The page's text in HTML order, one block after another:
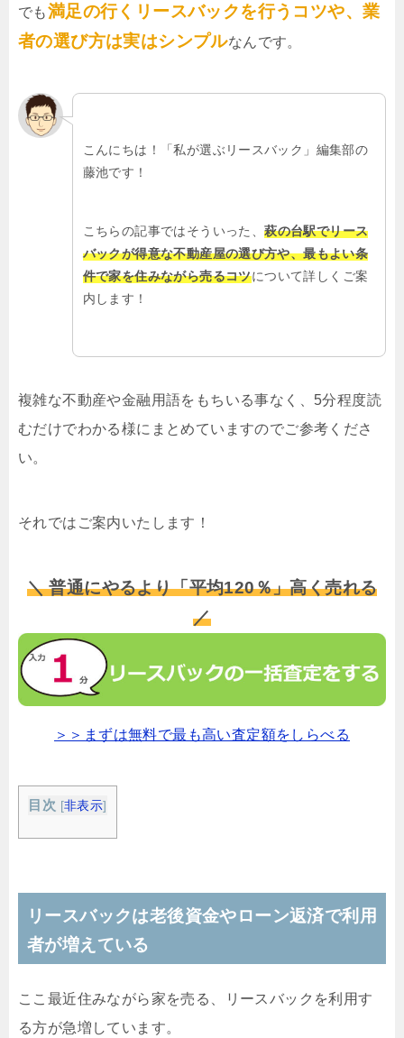
でも満足の行くリースバックを行うコツや、業
者の選び方は実はシンプルなんです。
こんにちは！「私が選ぶリースバック」編集部の
藤池です！
こちらの記事ではそういった、萩の台駅でリース
バックが得意な不動産屋の選び方や、最もよい条
件で家を住みながら売るコツについて詳しくご案
内します！
複雑な不動産や金融用語をもちいる事なく、5分程度読
むだけでわかる様にまとめていますのでご参考くださ
い。
それではご案内いたします！
＼ 普通にやるより「平均120％」高く売れる
／
＞＞まずは無料で最も高い査定額をしらべる
目次 [非表示]
リースバックは老後資金やローン返済で利用
者が増えている
ここ最近住みながら家を売る、リースバックを利用す
る方が急増しています。